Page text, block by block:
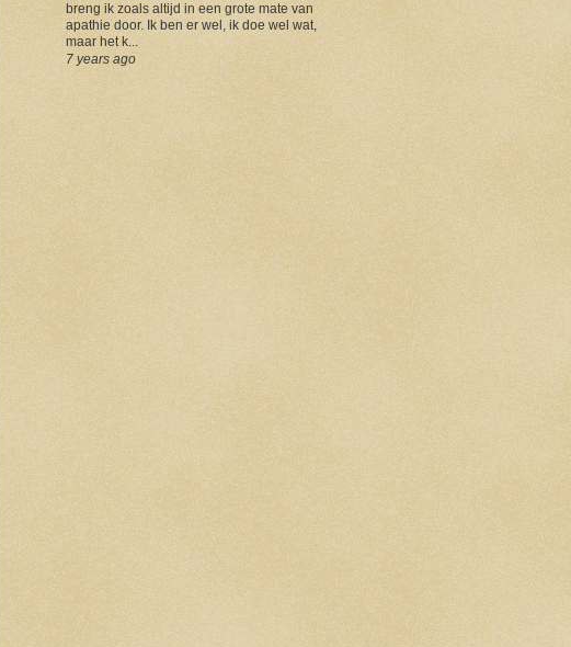
breng ik zoals altijd in een grote mate van
apathie door. Ik ben er wel, ik doe wel wat,
maar het k...
7 years ago